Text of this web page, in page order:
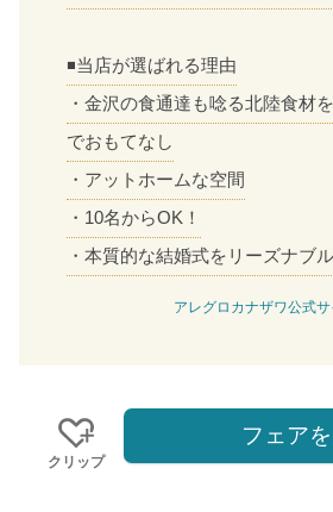
◾️当店が選ばれる理由
・金沢の食通達も唸る北陸食材
でおもてなし
・アットホームな空間
・10名からOK！
・本質的な結婚式をリーズナブ
アレグロカナザワ公式サ
クリップ
フェア